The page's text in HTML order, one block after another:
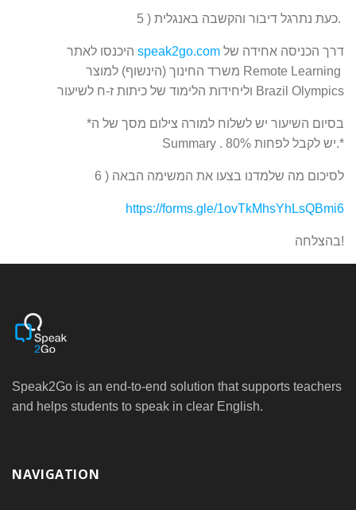
5 ) כעת נתרגל דיבור והקשבה באנגלית.
speak2go.com
משרד החינוך (הינשוף) למוצר Remote Learning
וליחידות הלימוד של כיתות ז-ח לשיעור Brazil Olympics
*בסיום השיעור יש לשלוח למורה צילום מסך של ה
Summary . יש לקבל לפחות 80%.*
6 ) לסיכום מה שלמדנו בצעו את המשימה הבאה
https://forms.gle/1ovTkMhsYhLsQBmi6
בהצלחה!
Speak2Go is an end-to-end solution that supports teachers
and helps students to speak in clear English.
NAVIGATION